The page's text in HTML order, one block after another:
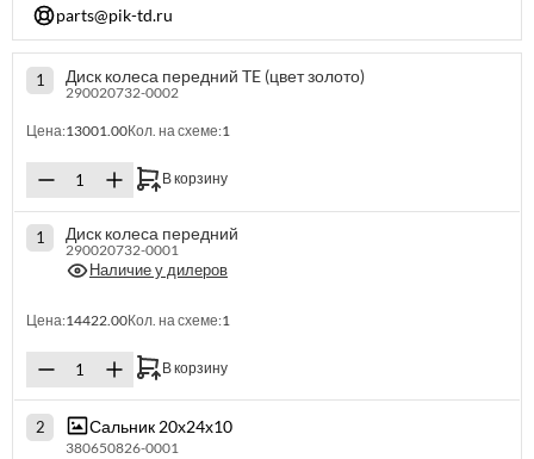
parts@pik-td.ru
1 Диск колеса передний TE (цвет золото)
290020732-0002
Цена:13001.00Кол. на схеме:1
В корзину
1 Диск колеса передний
290020732-0001
Наличие у дилеров
Цена:14422.00Кол. на схеме:1
В корзину
2 Сальник 20х24х10
380650826-0001